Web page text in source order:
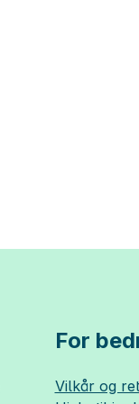
For
Vilkår og